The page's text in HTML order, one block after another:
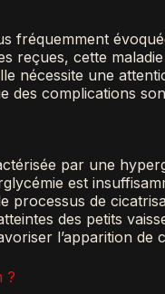
fréquemment
reçues, cette
nécessite une
des complications
par une
est
processus de
des petits
l’apparition de
?